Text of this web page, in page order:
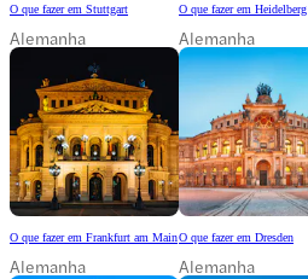
O que fazer em Stuttgart
Alemanha
O que fazer em Heidelberg
Alemanha
O que fazer em Frankfurt am Main
Alemanha
O que fazer em Dresden
Alemanha